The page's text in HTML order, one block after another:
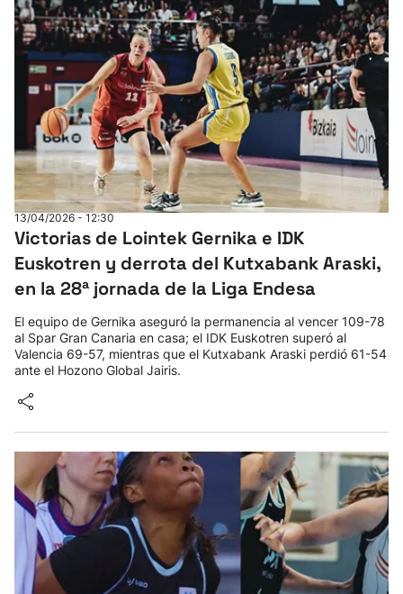
13/04/2026 - 12:30
Victorias de Lointek Gernika e IDK
Euskotren y derrota del Kutxabank Araski,
en la 28ª jornada de la Liga Endesa
El equipo de Gernika aseguró la permanencia al vencer 109-78
al Spar Gran Canaria en casa; el IDK Euskotren superó al
Valencia 69-57, mientras que el Kutxabank Araski perdió 61-54
ante el Hozono Global Jairis.